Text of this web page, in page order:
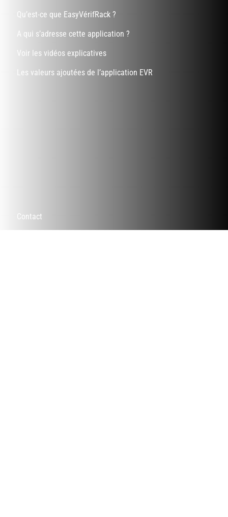
Qu’est-ce que EasyVérifRack ?
A qui s’adresse cette application ?
Voir les vidéos explicatives
Les valeurs ajoutées de l’application EVR
Contact